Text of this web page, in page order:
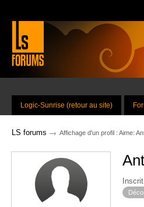
Logic-Sunrise (retour au site)
LS forums → Affichage d'un profil : Aime: